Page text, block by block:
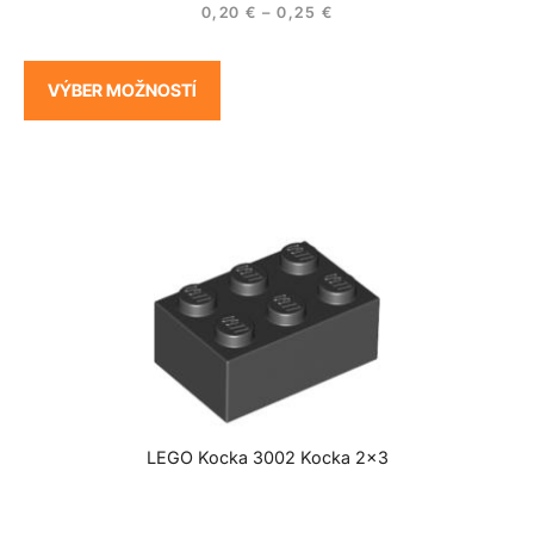
0,20€ – 0,25 €
VÝBER MOŽNOSTÍ
LEGO Kocka 3002 Kocka 2×3